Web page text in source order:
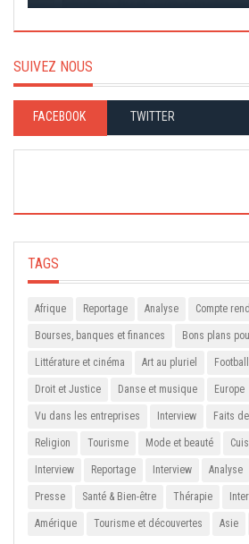
SUIVEZ NOUS
FACEBOOK TWITTER
TAGS
Afrique Reportage Analyse Compte
Bourses, banques et finances Bons plans
Littérature et cinéma Art au pluriel Football
Droit et Justice Danse et musique Europe
Vu dans les entreprises Interview Faits
Religion Tourisme Mode et beauté
Interview Reportage Interview Analyse
Presse Santé & Bien-être Thérapie
Amérique Tourisme et découvertes Asie